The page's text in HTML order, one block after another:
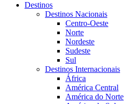
Destinos
Destinos Nacionais
Centro-Oeste
Norte
Nordeste
Sudeste
Sul
Destinos Internacionais
África
América Central
América do Norte